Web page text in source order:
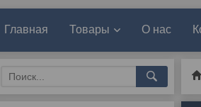
Главная Товары О нас